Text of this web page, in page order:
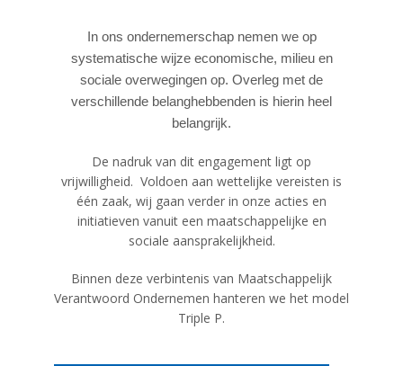
In ons ondernemerschap nemen we op
systematische wijze economische, milieu en
sociale overwegingen op. Overleg met de
verschillende belanghebbenden is hierin heel
belangrijk.
De nadruk van dit engagement ligt op
vrijwilligheid. Voldoen aan wettelijke vereisten is
één zaak, wij gaan verder in onze acties en
initiatieven vanuit een maatschappelijke en
sociale aansprakelijkheid.
Binnen deze verbintenis van Maatschappelijk
Verantwoord Ondernemen hanteren we het model
Triple P.